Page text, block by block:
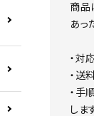
商品
あっ
・対
・送
・手
しま